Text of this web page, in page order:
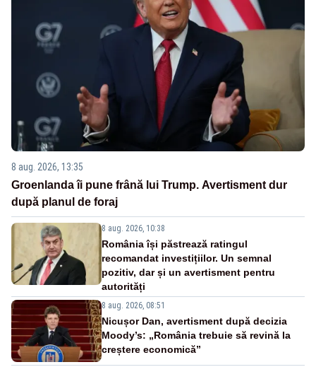
8 aug. 2026, 13:35
Groenlanda îi pune frână lui Trump. Avertisment dur
după planul de foraj
8 aug. 2026, 10:38
România își păstrează ratingul
recomandat investițiilor. Un semnal
pozitiv, dar și un avertisment pentru
autorități
8 aug. 2026, 08:51
Nicușor Dan, avertisment după decizia
Moody’s: „România trebuie să revină la
creștere economică”